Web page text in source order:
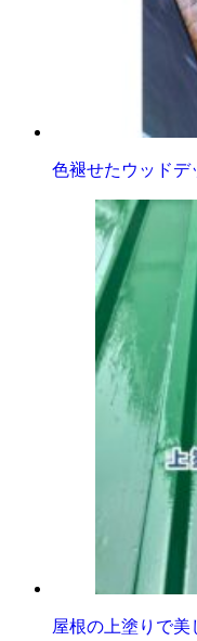
色褪せたウッドデ
屋根の上塗りで